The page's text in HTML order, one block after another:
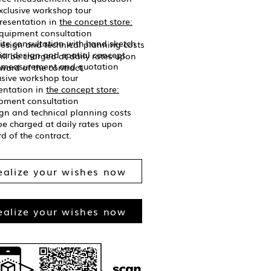
workshop tour
in the concept store:
consultation
and technical planning costs
be charged at daily rates upon
of the contract.
consultation with hand sketch
design and spatial concept
measurement and quotation
workshop tour
in the concept store:
consultation
and technical planning costs
charged at daily rates upon
of the contract.
your wishes now
your wishes now